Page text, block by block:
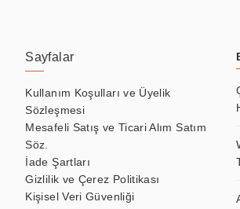
Sayfalar
Kullanım Koşulları ve Üyelik
Sözleşmesi
Mesafeli Satış ve Ticari Alım Satım
Söz.
İade Şartları
Gizlilik ve Çerez Politikası
Kişisel Veri Güvenliği